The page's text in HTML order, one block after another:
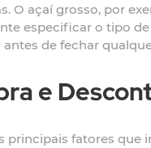
O açaí grosso, por
especificar o tipo
de fechar
e
principais fatores